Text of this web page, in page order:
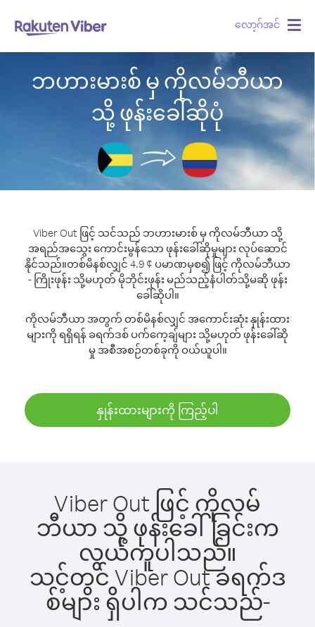
လော့ဂ်အင်
ဘဟားမားစ် မှ ကိုလမ်ဘီယာ
သို့ ဖုန်းခေါ်ဆိုပုံ
Viber Out ဖြင့် သင်သည် ဘဟားမားစ် မှ ကိုလမ်ဘီယာ သို့
အရည်အသွေး ကောင်းမွန်သော ဖုန်းခေါ်ဆိုမှုများ လုပ်ဆောင်
နိုင်သည်။တစ်မိနစ်လျှင် 4.9 ¢ ပမာဏမှစ၍ ဖြင့် ကိုလမ်ဘီယာ
- ကြိုးဖုန်း သို့မဟုတ် မိုဘိုင်းဖုန်း မည်သည့်နံပါတ်သို့မဆို ဖုန်း
ခေါ်ဆိုပါ။
ကိုလမ်ဘီယာ အတွက် တစ်မိနစ်လျှင် အကောင်းဆုံး နှုန်းထား
များကို ရရှိရန် ခရက်ဒစ် ပက်ကေ့ချ်များ သို့မဟုတ် ဖုန်းခေါ်ဆို
မှု အစီအစဉ်တစ်ခုကို ဝယ်ယူပါ။
နှုန်းထားများကို ကြည့်ပါ
Viber Out ဖြင့် ကိုလမ်
ဘီယာ သို့ ဖုန်းခေါ်ခြင်းက
လွယ်ကူပါသည်။
သင့်တွင် Viber Out ခရက်ဒ
စ်များ ရှိပါက သင်သည်-